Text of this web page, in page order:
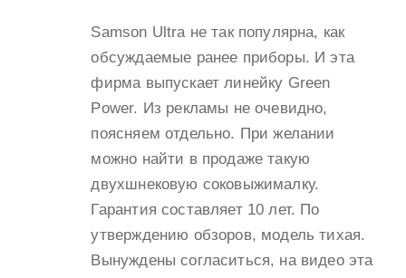
Samson Ultra не так популярна, как
обсуждаемые ранее приборы. И эта
фирма выпускает линейку Green
Power. Из рекламы не очевидно,
поясняем отдельно. При желании
можно найти в продаже такую
двухшнековую соковыжималку.
Гарантия составляет 10 лет. По
утверждению обзоров, модель тихая.
Вынуждены согласиться, на видео эта